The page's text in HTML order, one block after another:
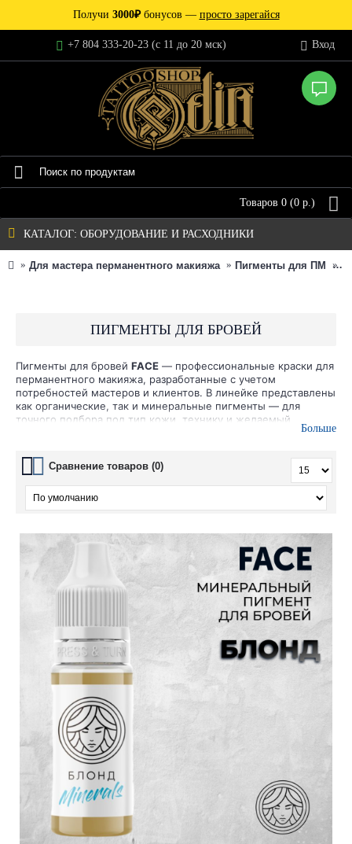
Получи 3000₽бонусов — просто зарегайся
+7 804 333-20-23 (c 11 до 20 мск) Вход
Товаров 0 (0 р.)
КАТАЛОГ: ОБОРУДОВАНИЕ И РАСХОДНИКИ
Для мастера перманентного макияжа Пигменты для ПМ
ПИГМЕНТЫ ДЛЯ БРОВЕЙ
Пигменты для бровей FACE — профессиональные краски для
перманентного макияжа, разработанные с учетом
потребностей мастеров и клиентов. В линейке представлены
как органические, так и минеральные пигменты — для
точного подбора под тип кожи, технику и желаемый
демонстрируют стабильное заживление без искажений
цвета. Подходят для пудровых техник, напыления,
растушёвки и волосковой техники.
Преимущества пигментов FACE для бровей:
Широкая палитра: от светло-русых до насыщенных
темных оттенков
Стойкие, предсказуемые цвета без ухода в серый,
красный или фиолетовый
Гипоаллергенные составы, безопасные для всех типов
Совместимость с любыми современными техниками
Удобная текстура и отличная укладка
Купить оригинальные пигменты для бровейFACEможно с
доставкой по России в официальном магазине
Больше
Сравнение товаров (0)